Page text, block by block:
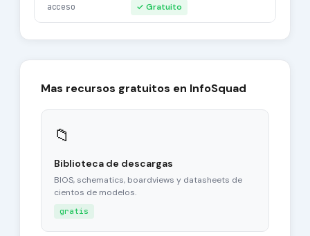
acceso ✓ Gratuito
Mas recursos gratuitos en InfoSquad
📁
Biblioteca de descargas
BIOS, schematics, boardviews y datasheets de
cientos de modelos.
gratis